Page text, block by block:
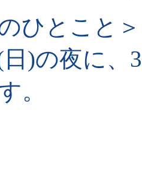
ひとこと＞
)の夜に、
。